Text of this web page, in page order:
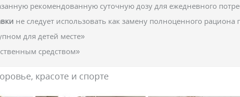
рекомендованную суточную дозу для ежедневного
не следует использовать как замену полноценного рациона
для детей месте»
средством»
красоте и спорте